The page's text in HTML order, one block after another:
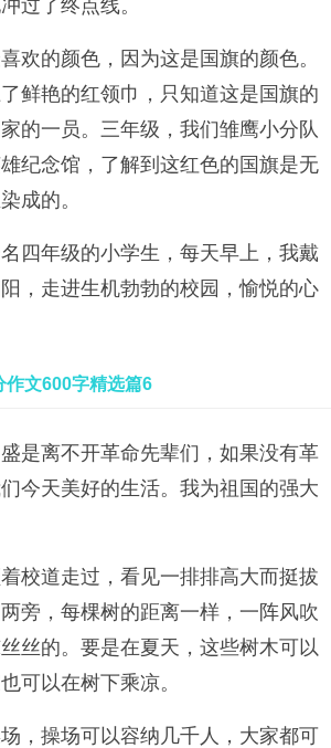
过了终点线。
欢的颜色，因为这是国旗的颜色。
鲜艳的红领巾，只知道这是国旗的
的一员。三年级，我们雏鹰小分队
纪念馆，了解到这红色的国旗是无
成的。
四年级的小学生，每天早上，我戴
，走进生机勃勃的校园，愉悦的心
作文600字精选篇6
是离不开革命先辈们，如果没有革
今天美好的生活。我为祖国的强大
校道走过，看见一排排高大而挺拔
旁，每棵树的距离一样，一阵风吹
丝的。要是在夏天，这些树木可以
可以在树下乘凉。
，操场可以容纳几千人，大家都可